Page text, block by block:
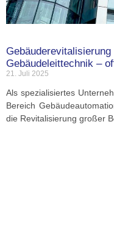
Gebäudeleittechnik –
21. Juli 2025
Als spezialisiertes
Bereich
die Revitalisierung großer